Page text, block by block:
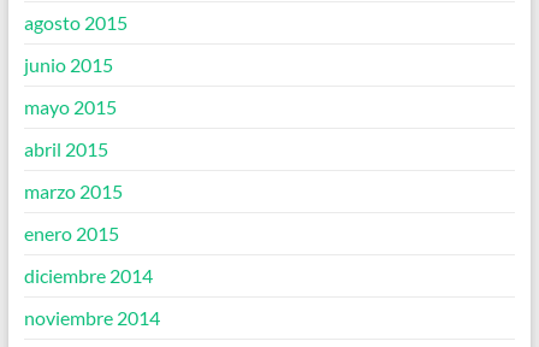
agosto 2015
junio 2015
mayo 2015
abril 2015
marzo 2015
enero 2015
diciembre 2014
noviembre 2014